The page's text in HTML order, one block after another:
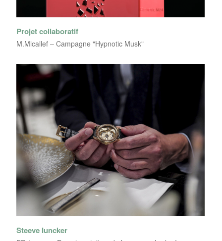
Projet collaboratif
M.Micallef – Campagne "Hypnotic Musk"
Steeve Iuncker